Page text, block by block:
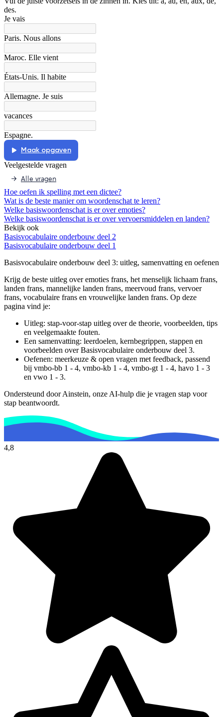
des.
Je vais
Paris. Nous allons
Maroc. Elle vient
États-Unis. Il habite
Allemagne. Je suis
vacances
Espagne.
Maak opgaven
Veelgestelde vragen
Alle vragen
Hoe oefen ik spelling met een dictee?
Wat is de beste manier om woordenschat te leren?
Welke basiswoordenschat is er over emoties?
Welke basiswoordenschat is er over vervoersmiddelen en landen?
Bekijk ook
Basisvocabulaire onderbouw deel 2
Basisvocabulaire onderbouw deel 1
Basisvocabulaire onderbouw deel 3: uitleg, samenvatting en oefenen
Krijg de beste uitleg over emoties frans, het menselijk lichaam frans,
landen frans, mannelijke landen frans, meervoud frans, vervoer
frans, vocabulaire frans en vrouwelijke landen frans. Op deze
pagina vind je:
Uitleg: stap-voor-stap uitleg over de theorie, voorbeelden, tips
en veelgemaakte fouten.
Een samenvatting: leerdoelen, kernbegrippen, stappen en
voorbeelden overBasisvocabulaire onderbouw deel 3.
Oefenen: meerkeuze & open vragen met feedback, passend
bij vmbo-bb 1 - 4, vmbo-kb 1 - 4, vmbo-gt 1 - 4, havo 1 - 3
en vwo 1 - 3.
Ondersteund door Ainstein, onze AI-hulp die je vragen stap voor
stap beantwoordt.
4,8